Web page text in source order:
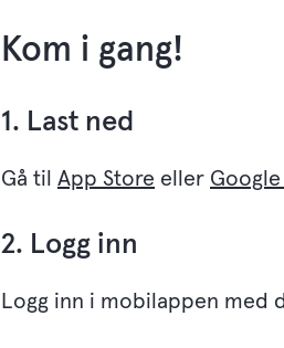
Kom i gang!
1. Last ned
Gå til App Store eller Google
2. Logg inn
Logg inn i mobilappen med